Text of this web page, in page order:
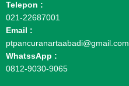
Telepon :
021-22687001
Email :
ptpancuranartaabadi@gmail.com
WhatssApp :
0812-9030-9065